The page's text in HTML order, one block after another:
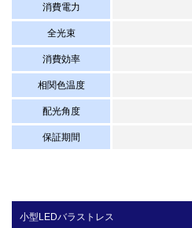
消費電力
全光束
消費効率
相関色温度
配光角度
保証期間
小型LEDバラストレス